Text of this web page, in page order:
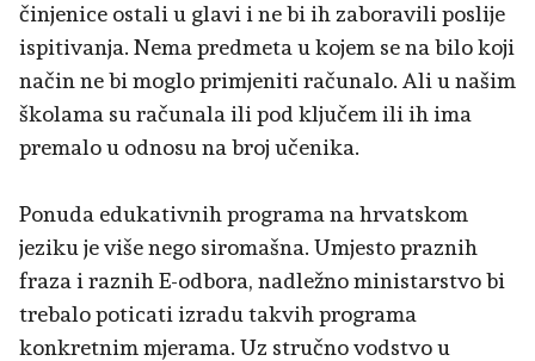
činjenice ostali u glavi i ne bi ih zaboravili poslije
ispitivanja. Nema predmeta u kojem se na bilo koji
način ne bi moglo primjeniti računalo. Ali u našim
školama su računala ili pod ključem ili ih ima
premalo u odnosu na broj učenika.
Ponuda edukativnih programa na hrvatskom
jeziku je više nego siromašna. Umjesto praznih
fraza i raznih E-odbora, nadležno ministarstvo bi
trebalo poticati izradu takvih programa
konkretnim mjerama. Uz stručno vodstvo u